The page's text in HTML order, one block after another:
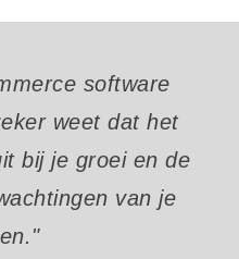
software
weet dat het
bij je groei en de
van je